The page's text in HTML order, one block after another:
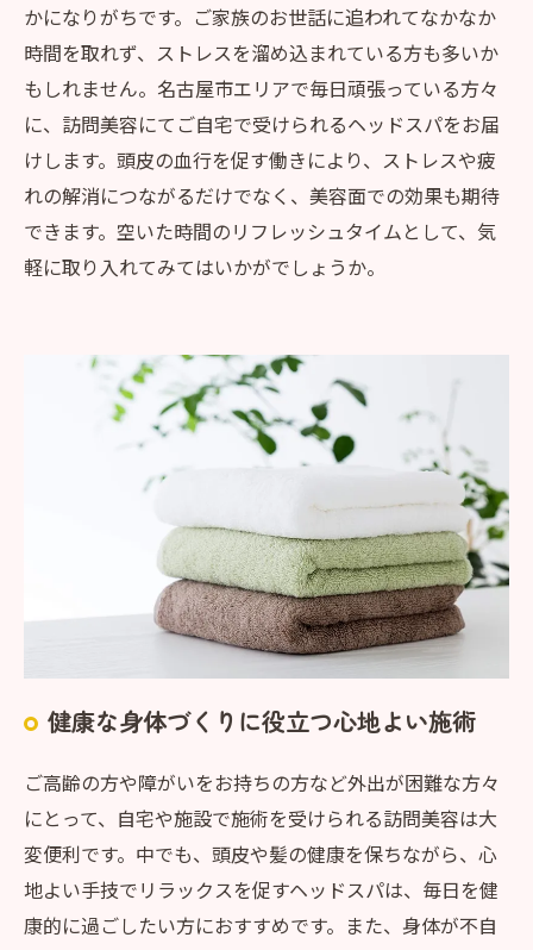
かになりがちです。ご家族のお世話に追われてなかなか
時間を取れず、ストレスを溜め込まれている方も多いか
もしれません。名古屋市エリアで毎日頑張っている方々
に、訪問美容にてご自宅で受けられるヘッドスパをお届
けします。頭皮の血行を促す働きにより、ストレスや疲
れの解消につながるだけでなく、美容面での効果も期待
できます。空いた時間のリフレッシュタイムとして、気
軽に取り入れてみてはいかがでしょうか。
健康な身体づくりに役立つ心地よい施術
ご高齢の方や障がいをお持ちの方など外出が困難な方々
にとって、自宅や施設で施術を受けられる訪問美容は大
変便利です。中でも、頭皮や髪の健康を保ちながら、心
地よい手技でリラックスを促すヘッドスパは、毎日を健
康的に過ごしたい方におすすめです。また、身体が不自